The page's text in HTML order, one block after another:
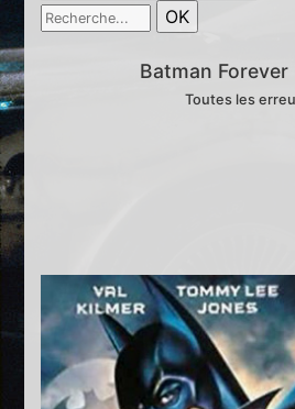
Batman Forever
Toutes les